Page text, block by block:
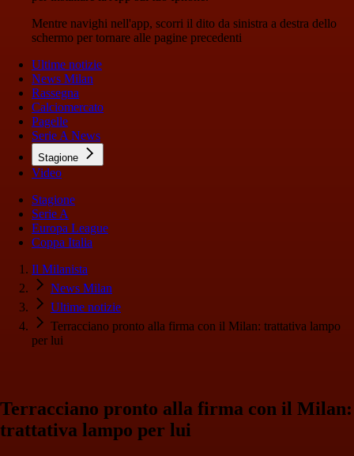
Mentre navighi nell'app, scorri il dito da sinistra a destra dello
schermo per tornare alle pagine precedenti
Ultime notizie
News Milan
Rassegna
Calciomercato
Pagelle
Serie A News
Stagione
Video
Stagione
Serie A
Europa League
Coppa Italia
Il Milanista
News Milan
Ultime notizie
Terracciano pronto alla firma con il Milan: trattativa lampo
per lui
Terracciano pronto alla firma con il Milan:
trattativa lampo per lui